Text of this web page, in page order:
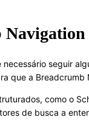
Navigation
seguir
que a
como o
de busca a